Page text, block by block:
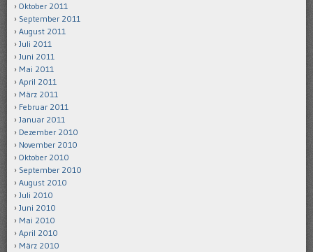
Oktober 2011
September 2011
August 2011
Juli 2011
Juni 2011
Mai 2011
April 2011
März 2011
Februar 2011
Januar 2011
Dezember 2010
November 2010
Oktober 2010
September 2010
August 2010
Juli 2010
Juni 2010
Mai 2010
April 2010
März 2010